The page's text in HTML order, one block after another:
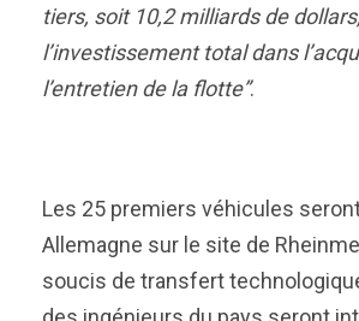
tiers, soit 10,2 milliards de
l’investissement total dans
l’entretien de la flotte”.
Les 25 premiers véhicules
Allemagne sur le site de
soucis de transfert